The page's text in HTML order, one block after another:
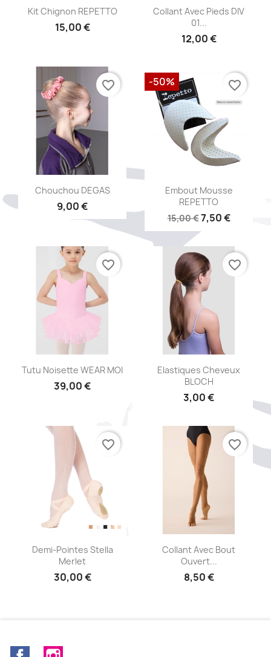
Aperçu rapide
Kit Chignon REPETTO
15,00 €
Aperçu rapide
Collant Avec Pieds DIV
01...
12,00 €
Aperçu rapide
Chouchou DEGAS
9,00 €
favorite_border
Aperçu rapide
Embout Mousse
REPETTO
15,00 €7,50 €
-50% favorite_border
Aperçu rapide
Tutu Noisette WEAR MOI
39,00 €
favorite_border
Aperçu rapide
Elastiques Cheveux
BLOCH
3,00 €
favorite_border
Aperçu rapide
Demi-Pointes Stella
Merlet
30,00 €
favorite_border
Aperçu rapide
Collant Avec Bout
Ouvert...
8,50 €
favorite_border
Facebook